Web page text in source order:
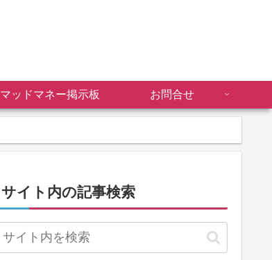
マッドマネー掲示板 お問合せ
サイト内の記事検索